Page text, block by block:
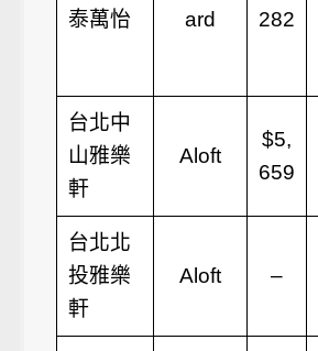
泰萬怡 ard 282
台北中
山雅樂
軒
Aloft
$5,
659
台北北
投雅樂
軒
Aloft –